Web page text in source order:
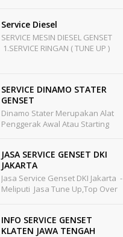
Mekanik Menjadi Energi Listr...
Service Diesel
SERVICE MESIN DIESEL GENSET
1.SERVICE RINGAN ( TUNE UP )
SERVICE DINAMO STATER
GENSET
Dinamo Stater Merupakan Alat
Penggerak Awal Atau Starting
Mungkin Star Awal Digerak...
JASA SERVICE GENSET DKI
JAKARTA
Jasa Service Genset DKI Jakarta -
Meliputi Jasa Tune Up,top Over
Jasa Service...
INFO SERVICE GENSET
KLATEN JAWA TENGAH